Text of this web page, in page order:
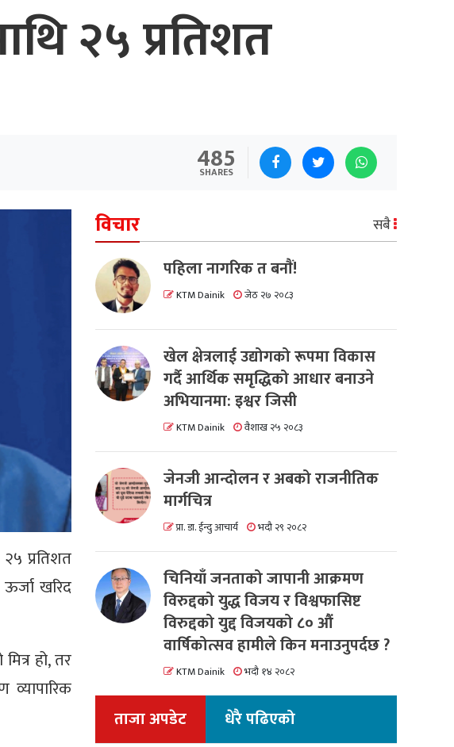
२५ प्रतिशत
485
SHARES
प्रतिशत
खरिद
हो, तर
विचार सबै
पहिला नागरिक त बनाैं!
KTM Dainik जेठ २७ २०८३
खेल क्षेत्रलाई उद्योगको रूपमा विकास
गर्दै आर्थिक समृद्धिको आधार बनाउने
अभियानमा: इश्वर जिसी
KTM Dainik वैशाख २५ २०८३
जेनजी आन्दोलन र अबको राजनीतिक
मार्गचित्र
प्रा. डा. ईन्दु आचार्य भदौ २९ २०८२
चिनियाँ जनताको जापानी आक्रमण
विरुद्दको युद्ध विजय र विश्वफासिष्ट
विरुद्दको युद्द विजयको ८० औं
वार्षिकोत्सव हामीले किन मनाउनुपर्दछ ?
KTM Dainik भदौ १४ २०८२
ताजा अपडेट धेरै पढिएको